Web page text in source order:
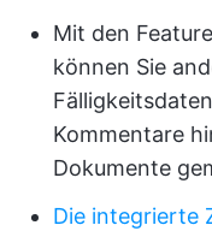
Mit den
können Sie
Kommentare
Dokumente
Die integrierte